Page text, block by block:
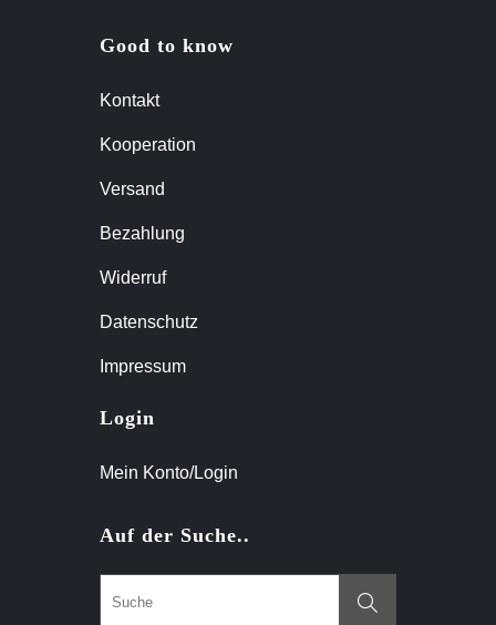
Good to know
Kontakt
Kooperation
Versand
Bezahlung
Widerruf
Datenschutz
Impressum
Login
Mein Konto/Login
Auf der Suche..